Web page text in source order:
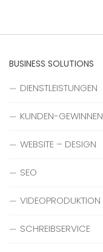
BUSINESS SOLUTIONS
DIENSTLEISTUNGEN
KUNDEN-GEWINNEN
WEBSITE – DESIGN
SEO
VIDEOPRODUKTION
SCHREIBSERVICE